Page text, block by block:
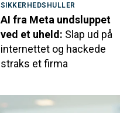
SIKKERHEDSHULLER
AI fra Meta undsluppet
ved et uheld: Slap ud på
internettet og hackede
straks et firma